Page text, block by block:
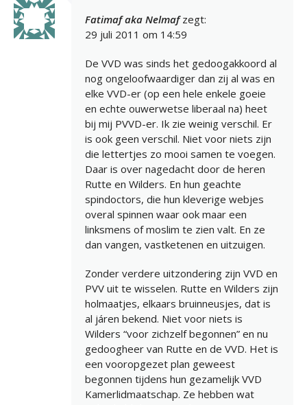
Fatimaf aka Nelmaf zegt:
29 juli 2011 om 14:59
De VVD was sinds het gedoogakkoord al
nog ongeloofwaardiger dan zij al was en
elke VVD-er (op een hele enkele goeie
en echte ouwerwetse liberaal na) heet
bij mij PVVD-er. Ik zie weinig verschil. Er
is ook geen verschil. Niet voor niets zijn
die lettertjes zo mooi samen te voegen.
Daar is over nagedacht door de heren
Rutte en Wilders. En hun geachte
spindoctors, die hun kleverige webjes
overal spinnen waar ook maar een
linksmens of moslim te zien valt. En ze
dan vangen, vastketenen en uitzuigen.
Zonder verdere uitzondering zijn VVD en
PVV uit te wisselen. Rutte en Wilders zijn
holmaatjes, elkaars bruinneusjes, dat is
al járen bekend. Niet voor niets is
Wilders “voor zichzelf begonnen” en nu
gedoogheer van Rutte en de VVD. Het is
een vooropgezet plan geweest
begonnen tijdens hun gezamelijk VVD
Kamerlidmaatschap. Ze hebben wat